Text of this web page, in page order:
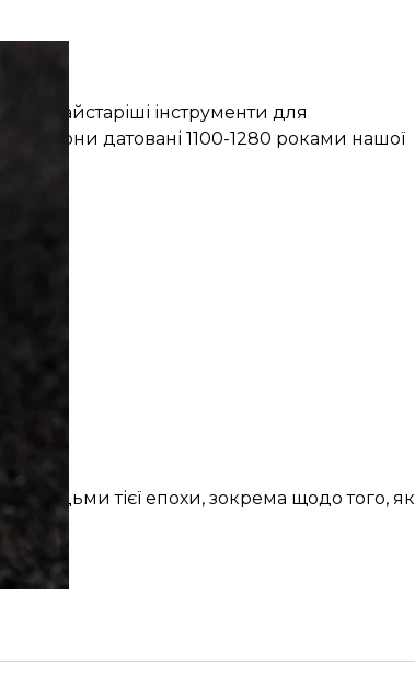
найстаріші інструменти для
— вони датовані 1100-1280 роками нашої
людьми тієї епохи, зокрема щодо того, як